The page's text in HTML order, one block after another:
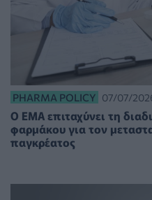
PHARMA POLICY 07/07/
Ο EMA επιταχύνει τη
φαρμάκου για τον
παγκρέατος